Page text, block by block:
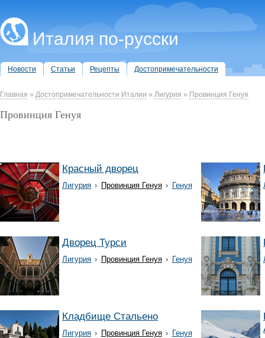
Италия по-русски
Новости Статьи Рецепты Достопримечательности
Главная » Достопримечательности Италии » Лигурия » Провинция Генуя
Провинция Генуя
Красный дворец
Лигурия › Провинция Генуя › Генуя
Дворец Турси
Лигурия › Провинция Генуя › Генуя
Кладбище Стальено
Лигурия › Провинция Генуя › Генуя